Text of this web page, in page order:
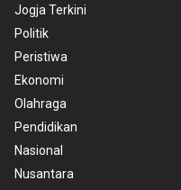
Jogja Terkini
Politik
Peristiwa
Ekonomi
Olahraga
Pendidikan
Nasional
Nusantara